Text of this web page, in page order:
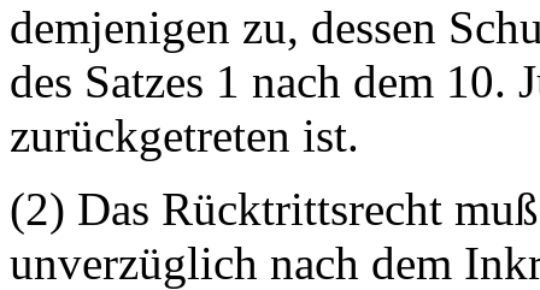
demjenigen zu, dessen
des Satzes 1 nach dem
zurückgetreten ist.
(2) Das Rücktrittsrecht
unverzüglich nach dem